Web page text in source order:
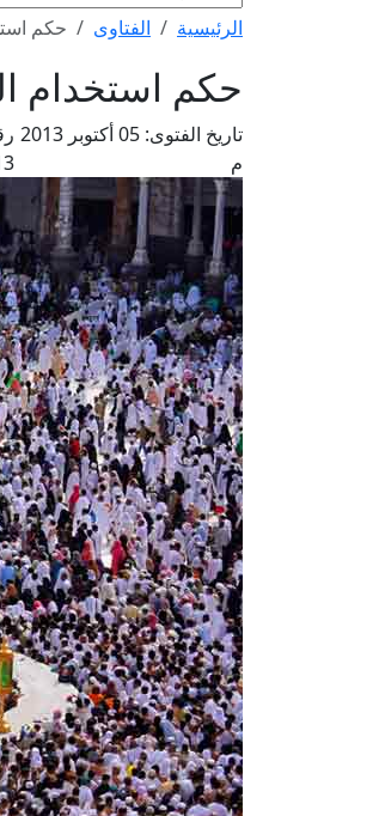
الرئيسية الفتاوى حكم
حكم استخدام
تاريخ الفتوى:
05 أكتوبر 2013
م